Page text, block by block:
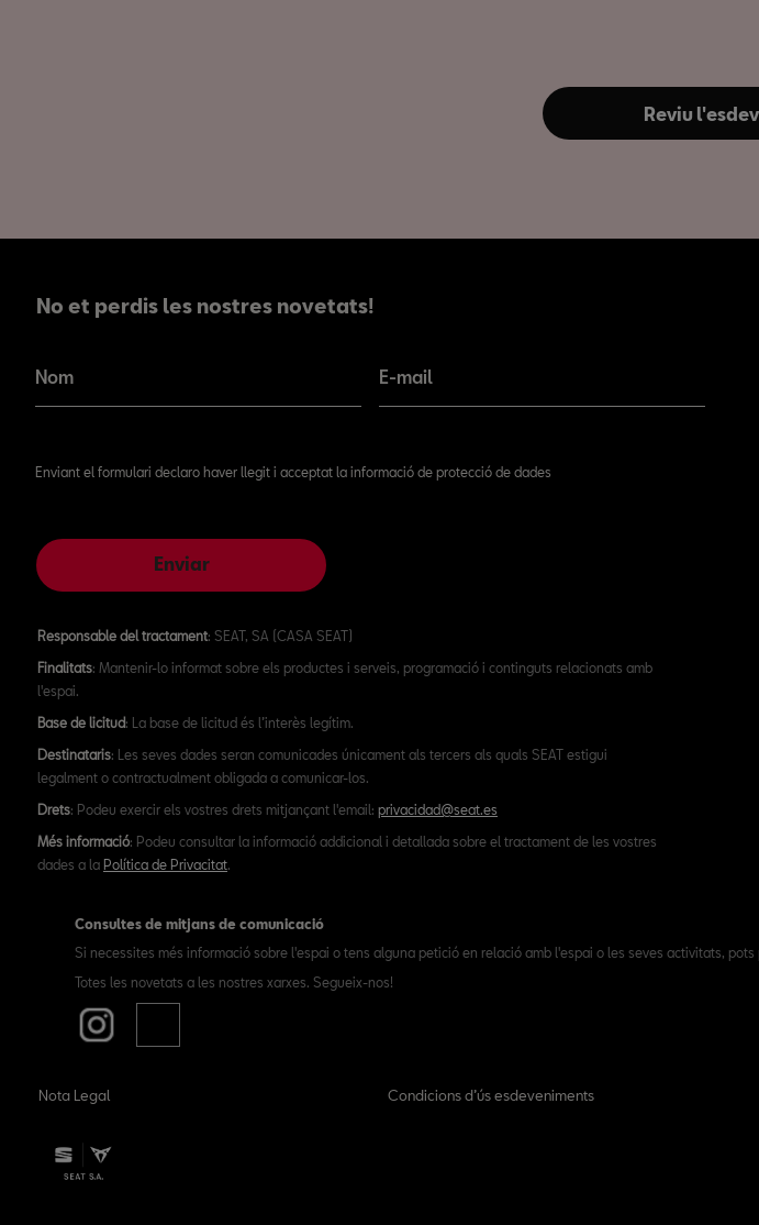
Reviu
No et perdis les nostres novetats!
Nom E-mail
Enviant el formulari declaro haver llegit i acceptat la informació de protecció de dades
Enviar
Responsable del tractament: SEAT, SA (CASA SEAT)
Finalitats: Mantenir-lo informat sobre els productes i serveis, programació i continguts relacionats amb
l'espai.
Base de licitud: La base de licitud és l’interès legítim.
Destinataris: Les seves dades seran comunicades únicament als tercers als quals SEAT estigui
legalment o contractualment obligada a comunicar-los.
Drets: Podeu exercir els vostres drets mitjançant l'email: privacidad@seat.es
Més informació: Podeu consultar la informació addicional i detallada sobre el tractament de les vostres
dades a la Política de Privacitat.
Consultes de mitjans de comunicació
Si necessites més informació sobre l'espai o tens alguna petició en relació amb l'espai o les seves activitats,
Totes les novetats a les nostres xarxes. Segueix-nos!
Nota Legal Condicions d’ús esdeveniments